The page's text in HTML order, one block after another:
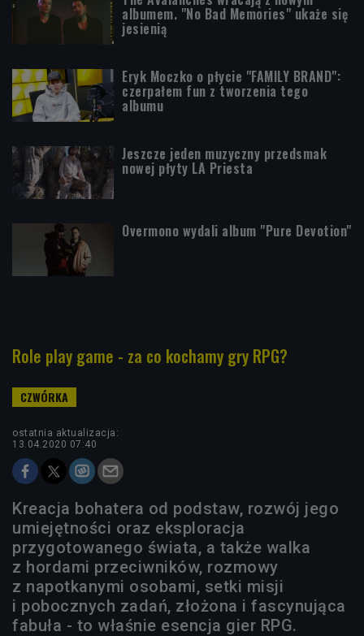
albumem. "No Bad Memories" ukaże się
jesienią
Eryk Moczko o płycie "FAMILY BRAND":
czerpałem fun z tworzenia tego
albumu
Jeszcze jeden muzyczny przedsmak
nowej płyty LA Priesta
Overmono wydali album "Pure Devotion"
Role play game - za co kochamy gry RPG?
ostatnia aktualizacja:
13.04.2020 07:40
Kreacja bohatera od podstaw, rozwój jego
umiejętności oraz eksploracja
przygotowanego świata, a także walka
z hordami przeciwników, rozmowy
z napotkanymi osobami, setki misji
i pobocznych zadań, złożona i fascynująca
fabuła - to właśnie esencja gier RPG.